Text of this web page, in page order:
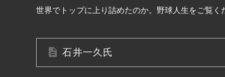
世界でトップに上り詰めたのか。野球人生をご覧く
石井一久 氏